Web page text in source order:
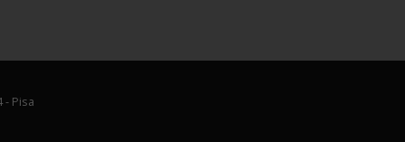
- Pisa